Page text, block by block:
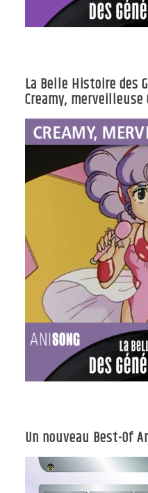
La Belle Histoire des
Creamy, merveilleuse
Un nouveau Best-Of